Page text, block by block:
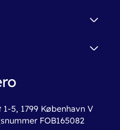
5, 1799 København V
FOB165082